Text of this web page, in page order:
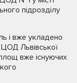
підрозділу
і вже укладено
Львівської
вже існуючих